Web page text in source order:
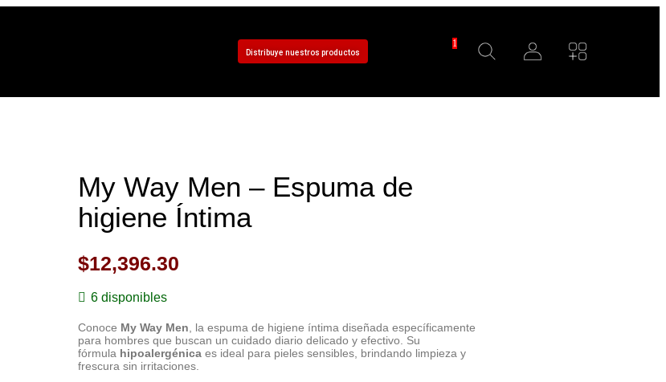
Distribuye nuestros productos
1
My Way Men – Espuma de
higiene Íntima
$12,396.30
6 disponibles
Conoce My Way Men , la espuma de higiene íntima diseñada específicamente
para hombres que buscan un cuidado diario delicado y efectivo. Su
fórmula hipoalergénica es ideal para pieles sensibles, brindando limpieza y
frescura sin irritaciones.